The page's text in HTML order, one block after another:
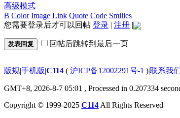
高级模式
B Color Image Link Quote Code Smilies
您需要登录后才可以回帖 登录 | 注册 |
发表回复 回帖后跳转到最后一页
版规|手机版|C114 ( 沪ICP备12002291号-1 )|联系我
GMT+8, 2026-8-7 05:01 , Processed in 0.207334
Copyright © 1999-2025 C114 All Rights Reserved